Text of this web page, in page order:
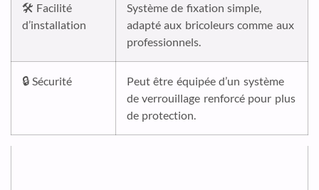
🛠️ Facilité
d’installation
Système de fixation simple,
adapté aux bricoleurs comme aux
professionnels.
🔒 Sécurité
Peut être équipée d’un système
de verrouillage renforcé pour plus
de protection.